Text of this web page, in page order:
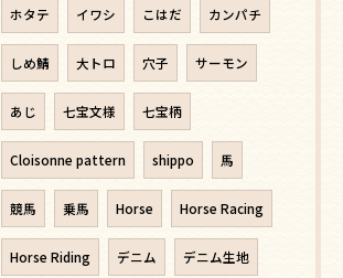
ホタテ イワシ こはだ カンパチ
しめ鯖 大トロ 穴子 サーモン
あじ 七宝文様 七宝柄
Cloisonne pattern shippo 馬
競馬 乗馬 Horse Horse Racing
Horse Riding デニム デニム生地